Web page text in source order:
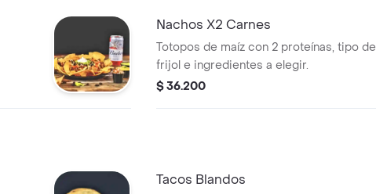
Nachos X2 Carnes
Totopos de maíz con 2 proteínas, tipo de
frijol e ingredientes a elegir.
$ 36.200
Tacos Blandos